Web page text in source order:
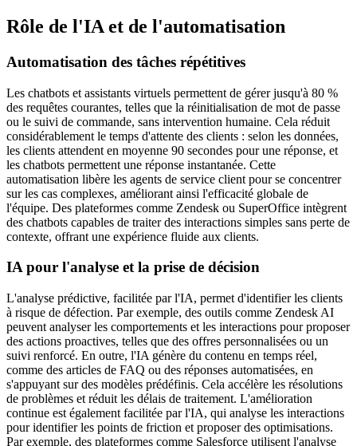
Rôle de l'IA et de l'automatisation
Automatisation des tâches répétitives
Les chatbots et assistants virtuels permettent de gérer jusqu'à 80 %
des requêtes courantes, telles que la réinitialisation de mot de passe
ou le suivi de commande, sans intervention humaine. Cela réduit
considérablement le temps d'attente des clients : selon les données,
les clients attendent en moyenne 90 secondes pour une réponse, et
les chatbots permettent une réponse instantanée. Cette
automatisation libère les agents de service client pour se concentrer
sur les cas complexes, améliorant ainsi l'efficacité globale de
l'équipe. Des plateformes comme Zendesk ou SuperOffice intègrent
des chatbots capables de traiter des interactions simples sans perte de
contexte, offrant une expérience fluide aux clients.
IA pour l'analyse et la prise de décision
L'analyse prédictive, facilitée par l'IA, permet d'identifier les clients
à risque de défection. Par exemple, des outils comme Zendesk AI
peuvent analyser les comportements et les interactions pour proposer
des actions proactives, telles que des offres personnalisées ou un
suivi renforcé. En outre, l'IA génère du contenu en temps réel,
comme des articles de FAQ ou des réponses automatisées, en
s'appuyant sur des modèles prédéfinis. Cela accélère les résolutions
de problèmes et réduit les délais de traitement. L'amélioration
continue est également facilitée par l'IA, qui analyse les interactions
pour identifier les points de friction et proposer des optimisations.
Par exemple, des plateformes comme Salesforce utilisent l'analyse